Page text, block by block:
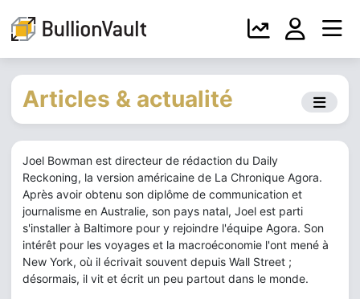
Articles & actualité
Joel Bowman est directeur de rédaction du Daily
Reckoning, la version américaine de La Chronique Agora.
Après avoir obtenu son diplôme de communication et
journalisme en Australie, son pays natal, Joel est parti
s'installer à Baltimore pour y rejoindre l'équipe Agora. Son
intérêt pour les voyages et la macroéconomie l'ont mené à
New York, où il écrivait souvent depuis Wall Street ;
désormais, il vit et écrit un peu partout dans le monde.